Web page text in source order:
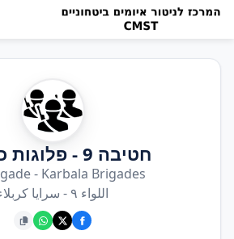
חטיבה 9 - פלוגות כרבלא
- Karbala Brigades
اللواء ٩ - سرايا كربلاء